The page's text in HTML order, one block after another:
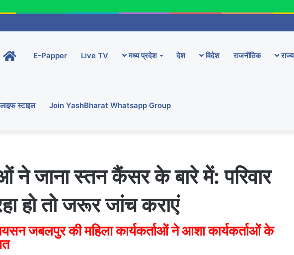
Home-
main
E-Papper Live TV मध्य प्रदेश देश विदेश राजनीतिक राज्य
लाइफ स्टाइल Join YashBharat Whatsapp Group
ने जाना स्तन कैंसर के बारे में: परिवार
हो तो जरूर जांच कराएं
जबलपुर की महिला कार्यकर्ताओं ने आशा कार्यकर्ताओं के